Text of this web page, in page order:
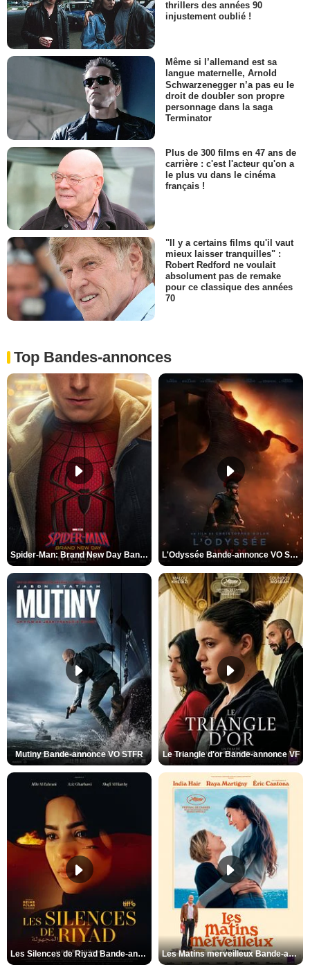
thrillers des années 90
injustement oublié !
Même si l’allemand est sa
langue maternelle, Arnold
Schwarzenegger n’a pas eu le
droit de doubler son propre
personnage dans la saga
Terminator
Plus de 300 films en 47 ans de
carrière : c'est l'acteur qu'on a
le plus vu dans le cinéma
français !
"Il y a certains films qu'il vaut
mieux laisser tranquilles" :
Robert Redford ne voulait
absolument pas de remake
pour ce classique des années
70
Top Bandes-annonces
Spider-Man: Brand New Day Bande-annonce VO STFR L'Odyssée Bande-annonce VO STFR
Mutiny Bande-annonce VO STFR Le Triangle d'or Bande-annonce VF
Les Silences de Riyad Bande-annonce VO STFR Les Matins merveilleux Bande-annonce VF